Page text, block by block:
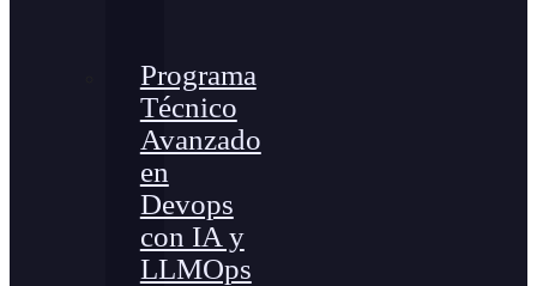
Programa
Técnico
Avanzado
en
Devops
con IA y
LLMOps